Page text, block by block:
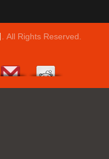
. All Rights Reserved.